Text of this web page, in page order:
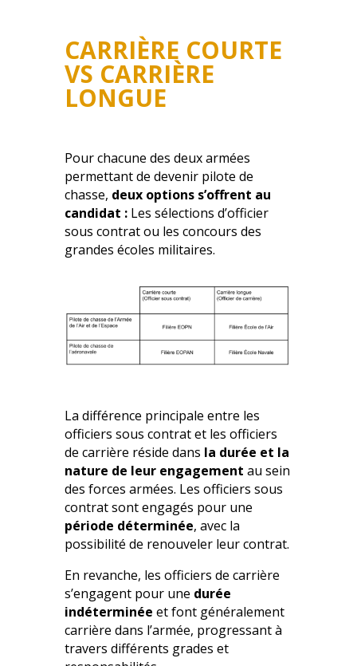
CARRIÈRE COURTE
VS CARRIÈRE
LONGUE
Pour chacune des deux armées
permettant de devenir pilote de
chasse, deux options s’offrent au
candidat :Les sélections d’officier
sous contrat ou les concours des
grandes écoles militaires.
La différence principale entre les
officiers sous contrat et les officiers
de carrière réside dans la durée et la
nature de leur engagement au sein
des forces armées. Les officiers sous
contrat sont engagés pour une
période déterminée, avec la
possibilité de renouveler leur contrat.
En revanche, les officiers de carrière
s’engagent pour une durée
indéterminée et font généralement
carrière dans l’armée, progressant à
travers différents grades et